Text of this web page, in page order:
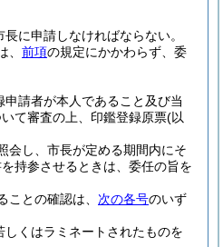
に申請しなければならない。
前項の規定にかかわらず、委
請者が本人であること及び当
て審査の上、印鑑登録原票(以
会し、市長が定める期間内にそ
持参させるときは、委任の旨を
との確認は、 次の各号のいず
くはラミネートされたものを